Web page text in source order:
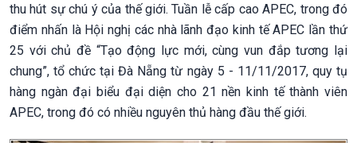
thu hút sự chú ý của thế giới. Tuần lễ cấp cao APEC, trong đó
điểm nhấn là Hội nghị các nhà lãnh đạo kinh tế APEC lần thứ
25 với chủ đề “Tạo động lực mới, cùng vun đắp tương lại
chung”, tổ chức tại Đà Nẵng từ ngày 5 - 11/11/2017, quy tụ
hàng ngàn đại biểu đại diện cho 21 nền kinh tế thành viên
APEC, trong đó có nhiều nguyên thủ hàng đầu thế giới.